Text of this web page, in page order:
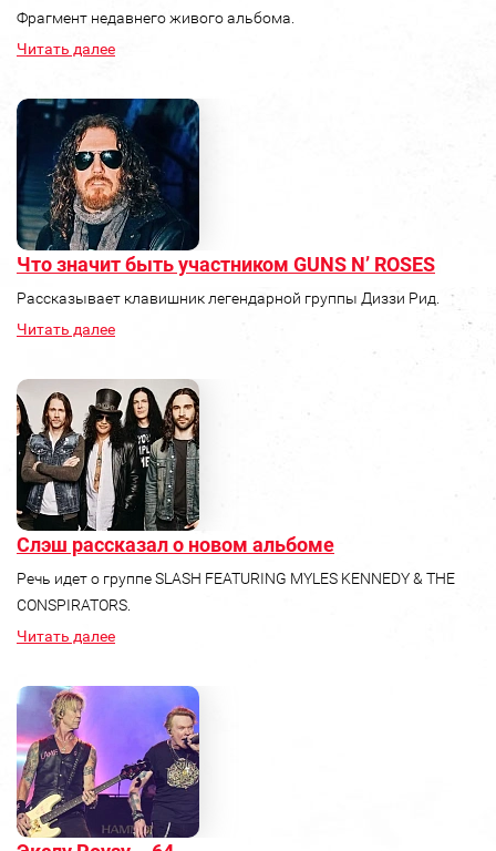
Фрагмент недавнего живого альбома.
Читать далее
Что значит быть участником GUNS N’ ROSES
Рассказывает клавишник легендарной группы Диззи Рид.
Читать далее
Слэш рассказал о новом альбоме
Речь идет о группе SLASH FEATURING MYLES KENNEDY & THE
CONSPIRATORS.
Читать далее